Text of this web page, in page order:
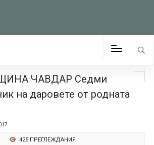
ЧАВДАР Седми
на даровете от родната
425 ПРЕГЛЕЖДАНИЯ